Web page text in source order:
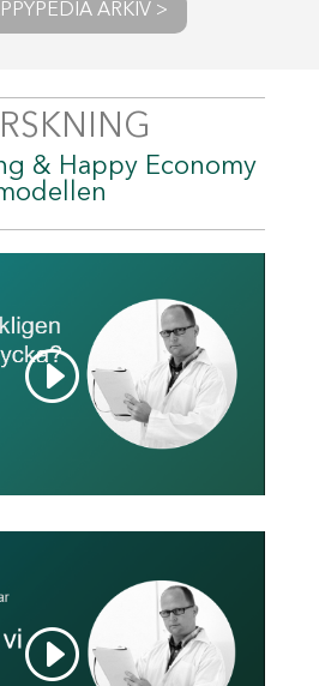
ARKIV >
& Happy Economy